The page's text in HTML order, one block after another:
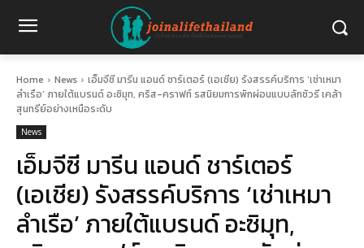
Home News
เอ็มจีซี มารีน แอนด์ ชาร์เตอร์ (เอเชีย) รังสรรค์บริการ ‘เช่าเหมา
ลำเรือ’ ภายใต้แบรนด์ อะซิมุท, คริส-คราฟท์ รสนิยมการพักผ่อนแบบลักชัวรี เคล้า
สุนทรีย์อย่างเหนือระดับ
News
เอ็มจีซี มารีน แอนด์ ชาร์เตอร์
(เอเชีย) รังสรรค์บริการ ‘เช่าเหมา
ลำเรือ’ ภายใต้แบรนด์ อะซิมุท,